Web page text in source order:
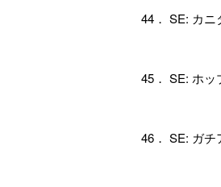
44． SE: カニ
45． SE: ホッ
46． SE: ガ